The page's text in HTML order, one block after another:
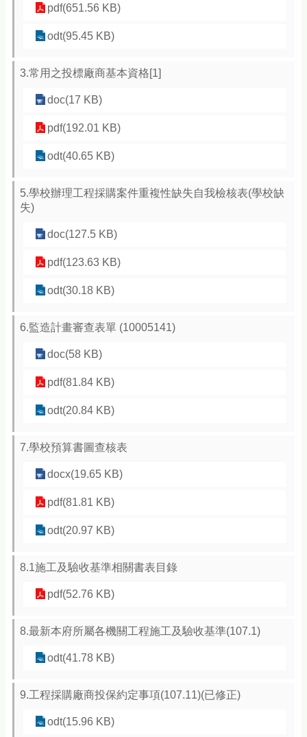
pdf(651.56 KB)
odt(95.45 KB)
3.常用之投標廠商基本資格[1]
doc(17 KB)
pdf(192.01 KB)
odt(40.65 KB)
5.學校辦理工程採購案件重複性缺失自我檢核表(學校缺
失)
doc(127.5 KB)
pdf(123.63 KB)
odt(30.18 KB)
6.監造計畫審查表單 (10005141)
doc(58 KB)
pdf(81.84 KB)
odt(20.84 KB)
7.學校預算書圖查核表
docx(19.65 KB)
pdf(81.81 KB)
odt(20.97 KB)
8.1施工及驗收基準相關書表目錄
pdf(52.76 KB)
8.最新本府所屬各機關工程施工及驗收基準(107.1)
odt(41.78 KB)
9.工程採購廠商投保約定事項(107.11)(已修正)
odt(15.96 KB)